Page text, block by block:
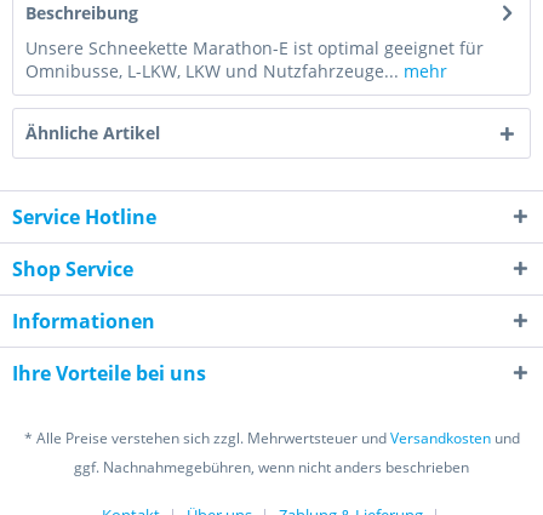
Beschreibung
Unsere Schneekette Marathon-E ist optimal geeignet für
Omnibusse, L-LKW, LKW und Nutzfahrzeuge... mehr
Ähnliche Artikel
Service Hotline
Shop Service
Informationen
Ihre Vorteile bei uns
* Alle Preise verstehen sich zzgl. Mehrwertsteuer undVersandkostenund
ggf. Nachnahmegebühren, wenn nicht anders beschrieben